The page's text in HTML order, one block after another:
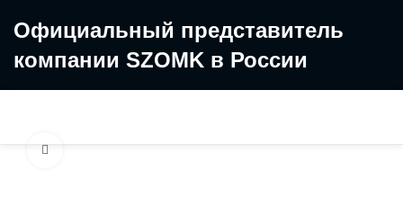
Официальный представитель
компании SZOMK в России